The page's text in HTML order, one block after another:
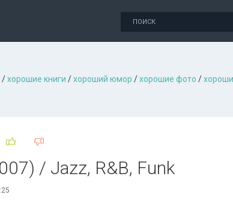
/хорошие книги /хороший юмор /хорошие фото /
/ Jazz, R&B, Funk